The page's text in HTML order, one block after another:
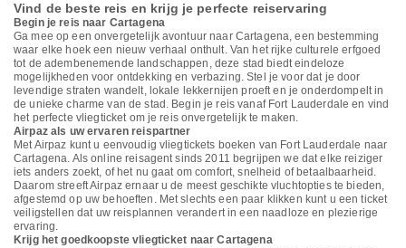
Vind de beste reis en krijg je perfecte reiservaring
Begin je reis naar Cartagena
Ga mee op een onvergetelijk avontuur naar Cartagena, een bestemming
waar elke hoek een nieuw verhaal onthult. Van het rijke culturele erfgoed
tot de adembenemende landschappen, deze stad biedt eindeloze
mogelijkheden voor ontdekking en verbazing. Stel je voor dat je door
levendige straten wandelt, lokale lekkernijen proeft en je onderdompelt in
de unieke charme van de stad. Begin je reis vanaf Fort Lauderdale en vind
het perfecte vliegticket om je reis onvergetelijk te maken.
Airpaz als uw ervaren reispartner
Met Airpaz kunt u eenvoudig vliegtickets boeken van Fort Lauderdale naar
Cartagena. Als online reisagent sinds 2011 begrijpen we dat elke reiziger
iets anders zoekt, of het nu gaat om comfort, snelheid of betaalbaarheid.
Daarom streeft Airpaz ernaar u de meest geschikte vluchtopties te bieden,
afgestemd op uw behoeften. Met slechts een paar klikken kunt u een ticket
veiligstellen dat uw reisplannen verandert in een naadloze en plezierige
ervaring.
Krijg het goedkoopste vliegticket naar Cartagena